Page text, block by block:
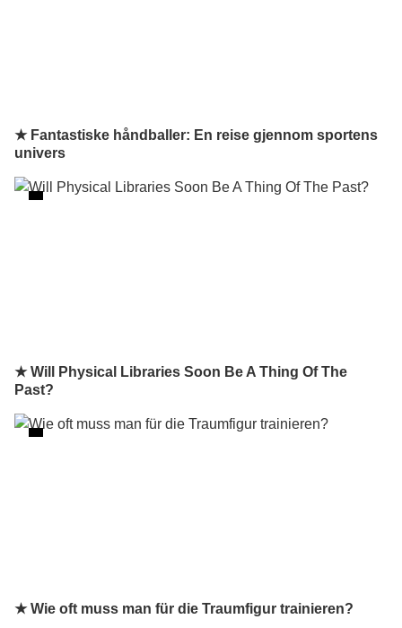
★ Fantastiske håndballer: En reise gjennom sportens
univers
★ Will Physical Libraries Soon Be A Thing Of The
Past?
★ Wie oft muss man für die Traumfigur trainieren?